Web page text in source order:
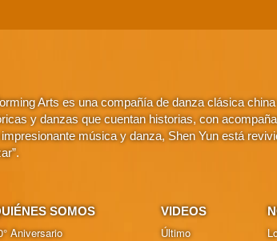
Arts es una compañía de danza clásica
y danzas que cuentan historias, con
música y danza, Shen Yun está
SOMOS
Aniversario
VIDEOS
Último